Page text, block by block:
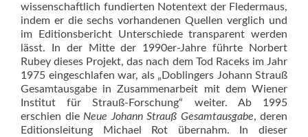
wissenschaftlich fundierten Notentext der Fledermaus,
indem er die sechs vorhandenen Quellen verglich und
im Editionsbericht Unterschiede transparent werden
lässt. In der Mitte der 1990er-Jahre führte Norbert
Rubey dieses Projekt, das nach dem Tod Raceks im Jahr
1975 eingeschlafen war, als „Doblingers Johann Strauß
Gesamtausgabe in Zusammenarbeit mit dem Wiener
Institut für Strauß-Forschung“ weiter. Ab 1995
erschien die Neue Johann Strauß Gesamtausgabe, deren
Editionsleitung Michael Rot übernahm. In dieser